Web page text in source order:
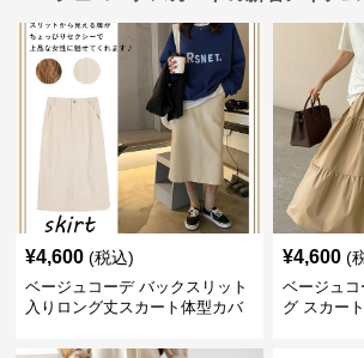
¥4,600 (税込)
ベージュコーデ バックスリット
入りロング丈スカート体型カバ
¥4,600 (
ベージュ
グ スカー